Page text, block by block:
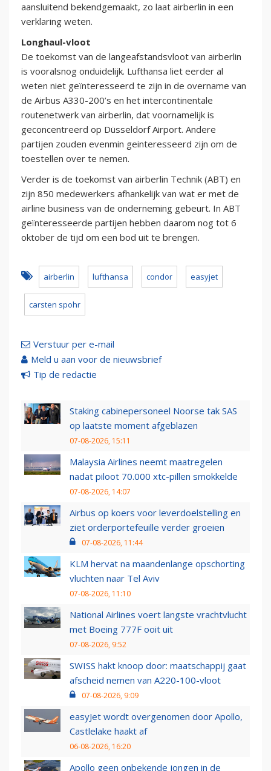
aansluitend bekendgemaakt, zo laat airberlin in een
verklaring weten.
Longhaul-vloot
De toekomst van de langeafstandsvloot van airberlin
is vooralsnog onduidelijk. Lufthansa liet eerder al
weten niet geïnteresseerd te zijn in de overname van
de Airbus A330-200’s en het intercontinentale
routenetwerk van airberlin, dat voornamelijk is
geconcentreerd op Düsseldorf Airport. Andere
partijen zouden evenmin geinteresseerd zijn om de
toestellen over te nemen.
Verder is de toekomst van airberlin Technik (ABT) en
zijn 850 medewerkers afhankelijk van wat er met de
airline business van de onderneming gebeurt. In ABT
geïnteresseerde partijen hebben daarom nog tot 6
oktober de tijd om een bod uit te brengen.
airberlin lufthansa condor easyjet
carsten spohr
Verstuur per e-mail
Meld u aan voor de nieuwsbrief
Tip de redactie
Staking cabinepersoneel Noorse tak SAS
op laatste moment afgeblazen
07-08-2026, 15:11
Malaysia Airlines neemt maatregelen
nadat piloot 70.000 xtc-pillen smokkelde
07-08-2026, 14:07
Airbus op koers voor leverdoelstelling en
ziet orderportefeuille verder groeien
07-08-2026, 11:44
KLM hervat na maandenlange opschorting
vluchten naar Tel Aviv
07-08-2026, 11:10
National Airlines voert langste vrachtvlucht
met Boeing 777F ooit uit
07-08-2026, 9:52
SWISS hakt knoop door: maatschappij gaat
afscheid nemen van A220-100-vloot
07-08-2026, 9:09
easyJet wordt overgenomen door Apollo,
Castlelake haakt af
06-08-2026, 16:20
Apollo geen onbekende jongen in de